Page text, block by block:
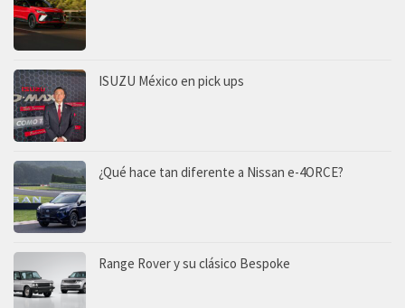
ISUZU México en pick ups
¿Qué hace tan diferente a Nissan e-4ORCE?
Range Rover y su clásico Bespoke